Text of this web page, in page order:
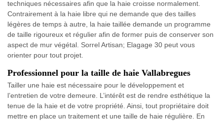
techniques nécessaires afin que la haie croisse normalement.
Contrairement à la haie libre qui ne demande que des tailles
légères de temps à autre, la haie taillée demande un programme
de taille rigoureux et régulier afin de former puis de conserver son
aspect de mur végétal. Sorrel Artisan; Elagage 30 peut vous
orienter pour tout projet.
Professionnel pour la taille de haie Vallabregues
Tailler une haie est nécessaire pour le développement et
l’entretien de votre demeure. L’intérêt est de rendre esthétique la
tenue de la haie et de votre propriété. Ainsi, tout propriétaire doit
mettre en place un traitement et une taille de haie régulière. En